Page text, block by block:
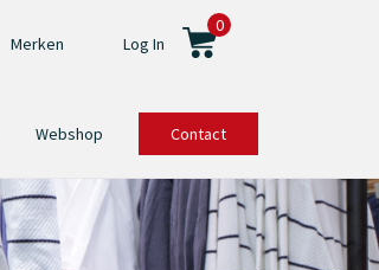
Merken Log In
0
Webshop Contact